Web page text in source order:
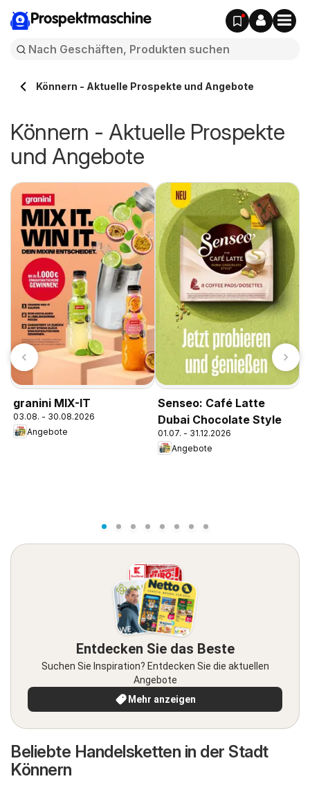
Prospektmaschine
Könnern - Aktuelle Prospekte und Angebote
Könnern - Aktuelle Prospekte
und Angebote
granini MIX-IT
03.08. - 30.08.2026
Angebote
Senseo: Café Latte
Dubai Chocolate Style
01.07. - 31.12.2026
Angebote
Entdecken Sie das Beste
Suchen Sie Inspiration? Entdecken Sie die aktuellen
Angebote
Mehr anzeigen
Beliebte Handelsketten in der Stadt
Könnern